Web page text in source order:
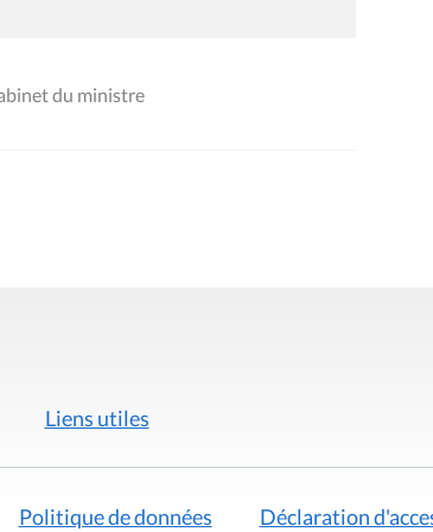
du ministre
Liens utiles
Politique de données Déclaration